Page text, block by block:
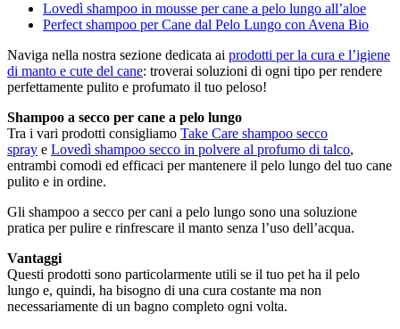
Lovedì shampoo in mousse per cane a pelo lungo all’aloe
Perfect shampoo per Cane dal Pelo Lungo con Avena Bio
Naviga nella nostra sezione dedicata ai prodotti per la cura e l’igiene
di manto e cute del cane: troverai soluzioni di ogni tipo per rendere
perfettamente pulito e profumato il tuo peloso!
Shampoo a secco per cane a pelo lungo
Tra i vari prodotti consigliamo Take Care shampoo secco
spray e Lovedì shampoo secco in polvere al profumo di talco,
entrambi comodi ed efficaci per mantenere il pelo lungo del tuo cane
pulito e in ordine.
Gli shampoo a secco per cani a pelo lungo sono una soluzione
pratica per pulire e rinfrescare il manto senza l’uso dell’acqua.
Vantaggi
Questi prodotti sono particolarmente utili se il tuo pet ha il pelo
lungo e, quindi, ha bisogno di una cura costante ma non
necessariamente di un bagno completo ogni volta.